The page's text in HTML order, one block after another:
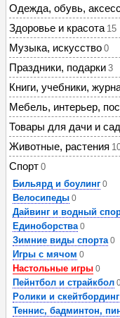
Одежда, обувь,
Здоровье и красота 15
Музыка, искусство 0
Праздники, подарки 3
Книги, учебники,
Мебель, интерьер,
Товары для дачи и
Животные, растения
Спорт 0
Бильярд и боулинг 0
Велосипеды 0
Дайвинг и водный
Единоборства 0
Зимние виды спорта 0
Игры с мячом 0
Настольные игры 0
Пейнтбол и страйкбол
Ролики и скейтбординг
Теннис, бадминтон,